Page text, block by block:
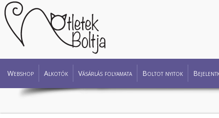
Webshop Alkotók Vásárlás folyamata Boltot nyitok